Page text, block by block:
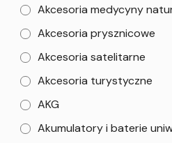
Akcesoria medycyny
Akcesoria prysznicowe
Akcesoria satelitarne
Akcesoria turystyczne
AKG
Akumulatory i baterie